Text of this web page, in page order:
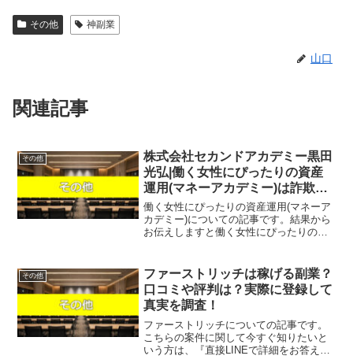
その他 神副業
山口
関連記事
その他
株式会社セカンドアカデミー黒田
光弘|働く女性にぴったりの資産
運用(マネーアカデミー)は詐欺で
稼げない？口コミや評判を徹底調
査しました！
働く女性にぴったりの資産運用(マネーア
カデミー)についての記事です。結果から
お伝えしますと働く女性にぴったりの資
らかの請求を受ける可能性があるという
結果になりました...
その他
ファーストリッチは稼げる副業？
口コミや評判は？実際に登録して
真実を調査！
ファーストリッチについての記事です。
こちらの案件に関して今すぐ知りたいと
いう方は、『直接LINEで詳細をお答えし